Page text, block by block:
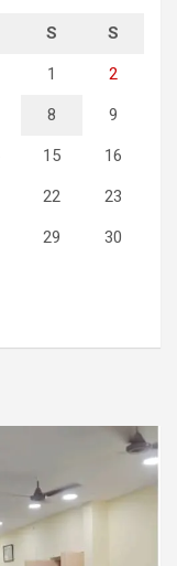
S S
1 2
8 9
15 16
22 23
29 30